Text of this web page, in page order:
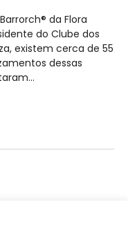
da Flora
do Clube dos
existem cerca de 55
dessas